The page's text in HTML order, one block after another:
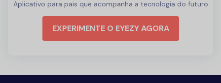
Aplicativo para pais que acompanha a tecnologia do futuro
EXPERIMENTE O EYEZY AGORA